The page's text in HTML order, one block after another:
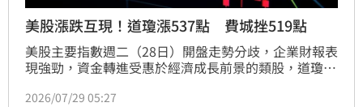
美股漲跌互現！道瓊漲537點 費城挫519點
美股主要指數週二（28日）開盤走勢分歧，企業財報表
現強勁，資金轉進受惠於經濟成長前景的類股，道瓊指
2026/07/29 05:27